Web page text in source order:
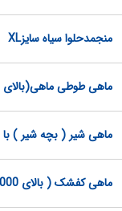
منجمدحلوا سیاه سایزXL
ماهی طوطی ماهی(بالای 1000گرم)
ماهی شیر ( بچه شیر ) با سرو دم
ماهی کفشک ( بالای 1000گرم)